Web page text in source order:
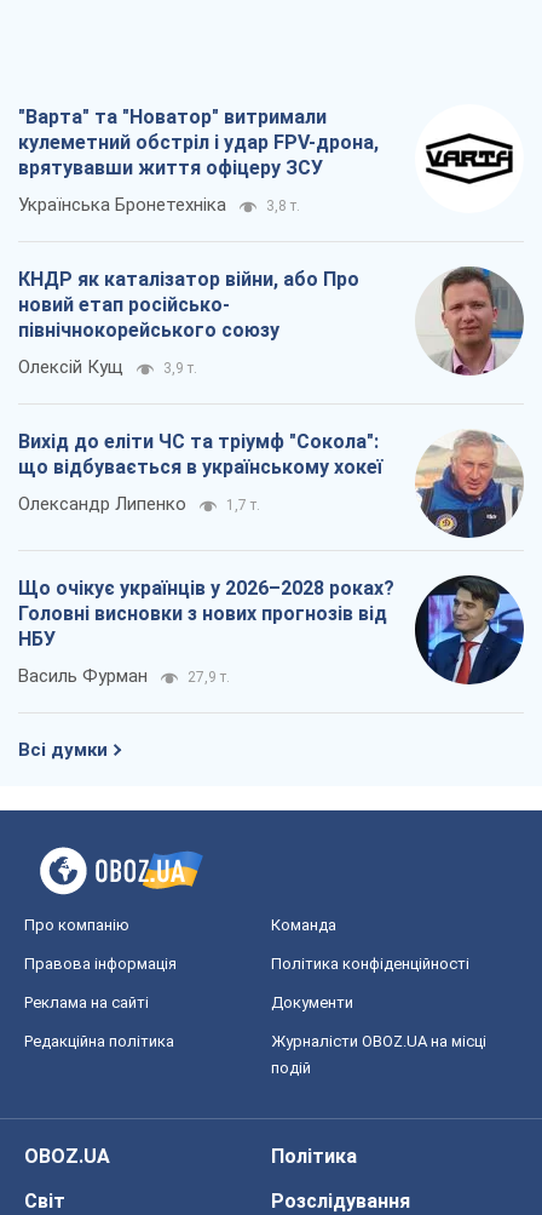
"Варта" та "Новатор" витримали
кулеметний обстріл і удар FPV-дрона,
врятувавши життя офіцеру ЗСУ
Українська Бронетехніка 3,8 т.
КНДР як каталізатор війни, або Про
новий етап російсько-
північнокорейського союзу
Олексій Кущ 3,9 т.
Вихід до еліти ЧС та тріумф "Сокола":
що відбувається в українському хокеї
Олександр Липенко 1,7 т.
Що очікує українців у 2026–2028 роках?
Головні висновки з нових прогнозів від
НБУ
Василь Фурман 27,9 т.
Всі думки
Про компанію Команда
Правова інформація Політика конфіденційності
Реклама на сайті Документи
Редакційна політика
Журналісти OBOZ.UA на місці
подій
OBOZ.UA
Політика
Світ
Розслідування